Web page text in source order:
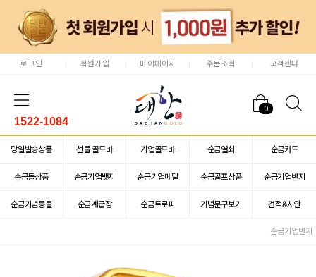
로그인 회원가입 마이페이지 주문조회 고객센터
0
1522-1084
당일발송상품 선물 골드바 기업골드바 순금열쇠 순금카드
순금돌상품 순금기업뱃지 순금기업메달 순금골프상품 순금기업반지
순금기념동물 순금계급장 순금트로피 기념문구보기 견적&시안
순금기업반지